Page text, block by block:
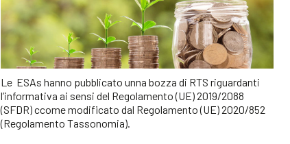
Le ESAs hanno pubblicato unna bozza di RTS riguardanti
l’informativa ai sensi del Regolamento (UE) 2019/2088
(SFDR) ccome modificato dal Regolamento (UE) 2020/852
(Regolamento Tassonomia).